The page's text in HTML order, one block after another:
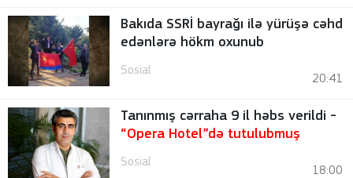
Bakıda SSRİ bayrağı ilə yürüşə cəhd
edənlərə hökm oxunub
Sosial
20:41
Tanınmış cərraha 9 il həbs verildi -
“Opera Hotel”də tutulubmuş
Sosial
18:00